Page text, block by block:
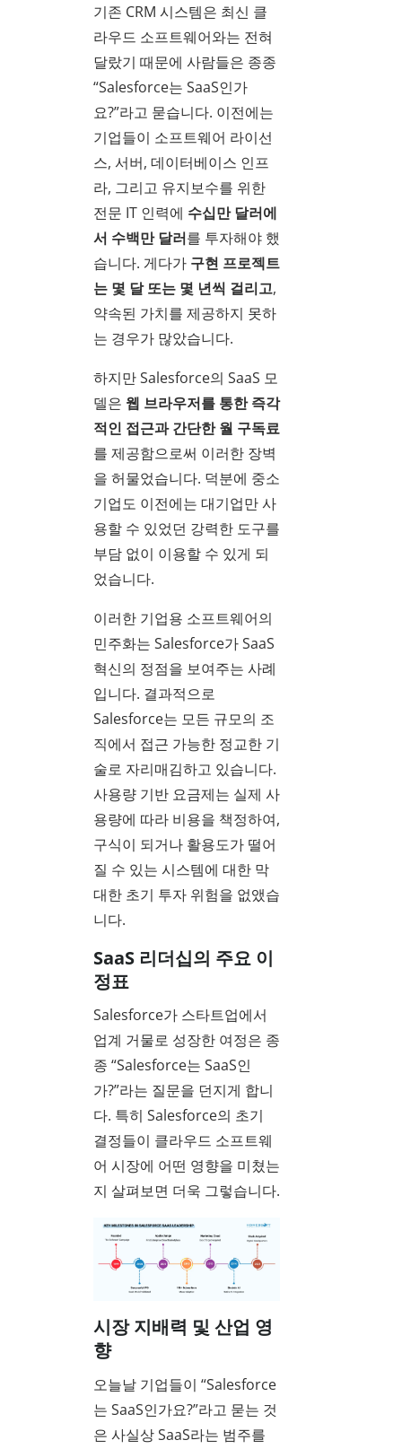
기존 CRM 시스템은 최신 클
라우드 소프트웨어와는 전혀
달랐기 때문에 사람들은 종종
“Salesforce는 SaaS인가
요?”라고 묻습니다. 이전에는
기업들이 소프트웨어 라이선
스, 서버, 데이터베이스 인프
라, 그리고 유지보수를 위한
전문 IT 인력에 수십만 달러에
서 수백만 달러를 투자해야 했
습니다. 게다가 구현 프로젝트
는 몇 달 또는 몇 년씩 걸리고,
약속된 가치를 제공하지 못하
는 경우가 많았습니다.
하지만 Salesforce의 SaaS 모
델은 웹 브라우저를 통한 즉각
적인 접근과 간단한 월 구독료
를 제공함으로써 이러한 장벽
을 허물었습니다. 덕분에 중소
기업도 이전에는 대기업만 사
용할 수 있었던 강력한 도구를
부담 없이 이용할 수 있게 되
었습니다.
이러한 기업용 소프트웨어의
민주화는 Salesforce가 SaaS
혁신의 정점을 보여주는 사례
입니다. 결과적으로
Salesforce는 모든 규모의 조
직에서 접근 가능한 정교한 기
술로 자리매김하고 있습니다.
사용량 기반 요금제는 실제 사
용량에 따라 비용을 책정하여,
구식이 되거나 활용도가 떨어
질 수 있는 시스템에 대한 막
대한 초기 투자 위험을 없앴습
니다.
SaaS 리더십의 주요 이
정표
Salesforce가 스타트업에서
업계 거물로 성장한 여정은 종
종 “Salesforce는 SaaS인
가?”라는 질문을 던지게 합니
다. 특히 Salesforce의 초기
결정들이 클라우드 소프트웨
어 시장에 어떤 영향을 미쳤는
지 살펴보면 더욱 그렇습니다.
시장 지배력 및 산업 영
향
오늘날 기업들이 “Salesforce
는 SaaS인가요?”라고 묻는 것
은 사실상 SaaS라는 범주를